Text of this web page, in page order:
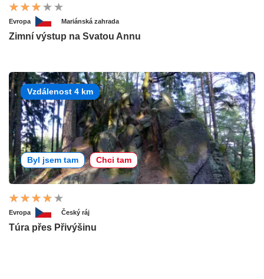
Evropa Mariánská zahrada
Zimní výstup na Svatou Annu
Vzdálenost 4 km
Byl jsem tam Chci tam
Evropa Český ráj
Túra přes Přivýšinu